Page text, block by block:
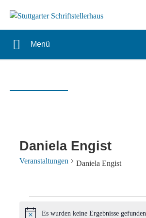
Menü
Daniela Engist
Veranstaltungen Daniela Engist
Veranstaltungen
Es wurden keine Ergebnisse gefunden.